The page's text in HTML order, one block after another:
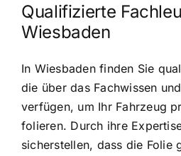
Qualifizierte
Wiesbaden
In Wiesbaden finden Sie
die über das Fachwissen
verfügen, um Ihr Fahrzeug
folieren. Durch ihre
sicherstellen, dass die Folie